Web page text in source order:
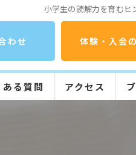
小学生の読解力を育むヒ
わせ 体験・入会
ある質問 アクセス